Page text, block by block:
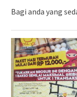
Bagi anda yang